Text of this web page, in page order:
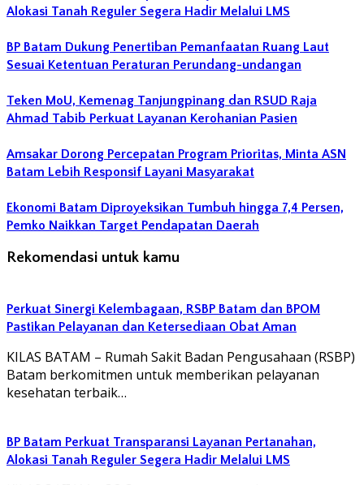
Alokasi Tanah Reguler Segera Hadir Melalui LMS
BP Batam Dukung Penertiban Pemanfaatan Ruang Laut
Sesuai Ketentuan Peraturan Perundang-undangan
Teken MoU, Kemenag Tanjungpinang dan RSUD Raja
Ahmad Tabib Perkuat Layanan Kerohanian Pasien
Amsakar Dorong Percepatan Program Prioritas, Minta ASN
Batam Lebih Responsif Layani Masyarakat
Ekonomi Batam Diproyeksikan Tumbuh hingga 7,4 Persen,
Pemko Naikkan Target Pendapatan Daerah
Rekomendasi untuk kamu
Perkuat Sinergi Kelembagaan, RSBP Batam dan BPOM
Pastikan Pelayanan dan Ketersediaan Obat Aman
KILAS BATAM – Rumah Sakit Badan Pengusahaan (RSBP)
Batam berkomitmen untuk memberikan pelayanan
kesehatan terbaik…
BP Batam Perkuat Transparansi Layanan Pertanahan,
Alokasi Tanah Reguler Segera Hadir Melalui LMS